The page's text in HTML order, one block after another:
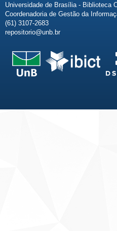
Universidade de Brasília - Biblioteca
Coordenadoria de Gestão da
(61) 3107-2683
repositorio@unb.br